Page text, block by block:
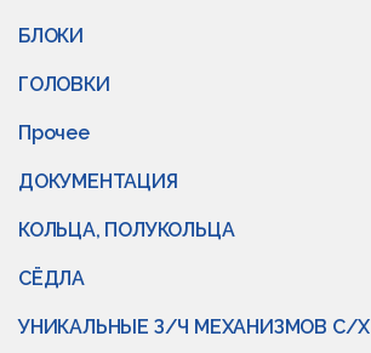
БЛОКИ
ГОЛОВКИ
Прочее
ДОКУМЕНТАЦИЯ
КОЛЬЦА, ПОЛУКОЛЬЦА
СЁДЛА
УНИКАЛЬНЫЕ З/Ч МЕХАНИЗМОВ С/Х